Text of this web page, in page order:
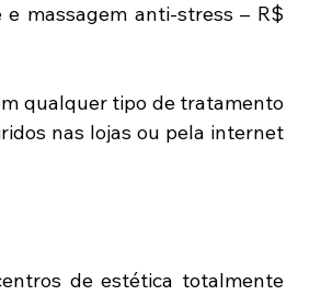
e massagem anti-stress – R$
qualquer tipo de tratamento
nas lojas ou pela internet
de estética totalmente